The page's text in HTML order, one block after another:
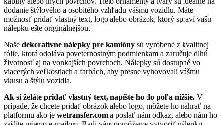
dodanie štýlového a osobitého vzhľadu vášmu vozidlu. Máte
možnosť pridať vlastný text, logo alebo obrázok, ktorý spraví vašu
nálepku ešte originálnejšou.
Naše dekoratívne nálepky pre kamióny sú vyrobené z kvalitnej
fólie, ktorá odoláva poveternostným podmienkam a zaručuje dlhú
životnosť aj na vonkajších povrchoch. Nálepky sú dostupné vo
viacerých veľkostiach a farbách, aby presne vyhovovali vášmu
vkusu a štýlu vozidla.
Ak si želáte pridať vlastný text, napíšte ho do poľa nižšie. V
prípade, že chcete pridať obrázok alebo logo, môžete ho nahrať na
platformu ako je wetransfer.com a poslať nám odkaz, alebo nám ho